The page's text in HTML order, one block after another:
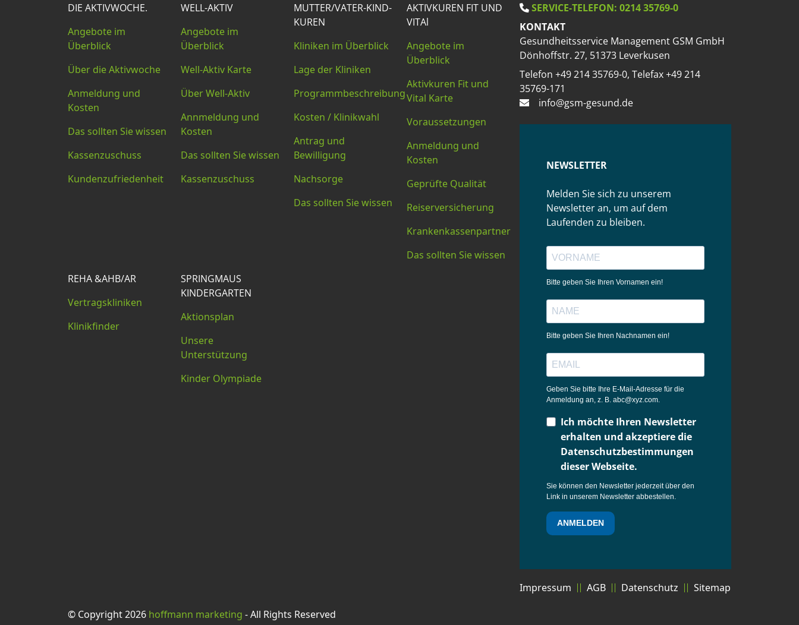
DIE AKTIVWOCHE.
Angebote im
Überblick
Über die Aktivwoche
Anmeldung und
Kosten
Das sollten Sie wissen
Kassenzuschuss
Kundenzufriedenheit
WELL-AKTIV
Angebote im
Überblick
Well-Aktiv Karte
Über Well-Aktiv
Annmeldung und
Kosten
Das sollten Sie wissen
Kassenzuschuss
MUTTER/VATER-KIND-
KUREN
Kliniken im Überblick
Lage der Kliniken
Programmbeschreibung
Kosten / Klinikwahl
Antrag und
Bewilligung
Nachsorge
Das sollten Sie wissen
AKTIVKUREN FIT UND
VITAl
Angebote im
Überblick
Aktivkuren Fit und
Vital Karte
Voraussetzungen
Anmeldung und
Kosten
Geprüfte Qualität
Reiserversicherung
Krankenkassenpartner
Das sollten Sie wissen
REHA &AHB/AR
Vertragskliniken
Klinikfinder
SPRINGMAUS
KINDERGARTEN
Aktionsplan
Unsere
Unterstützung
Kinder Olympiade
SERVICE-TELEFON: 0214 35769-0
KONTAKT
Gesundheitsservice Management GSM GmbH
Dönhoffstr. 27, 51373 Leverkusen
Telefon +49 214 35769-0, Telefax +49 214
35769-171
info@gsm-gesund.de
NEWSLETTER
Melden Sie sich zu unserem
Newsletter an, um auf dem
Laufenden zu bleiben.
Bitte geben Sie Ihren Vornamen ein!
Bitte geben Sie Ihren Nachnamen ein!
Geben Sie bitte Ihre E-Mail-Adresse für die
Anmeldung an, z. B. abc@xyz.com.
Ich möchte Ihren Newsletter
erhalten und akzeptiere die
Datenschutzbestimmungen
dieser Webseite.
Sie können den Newsletter jederzeit über den
Link in unserem Newsletter abbestellen.
ANMELDEN
Impressum AGB Datenschutz Sitemap
© Copyright 2026 hoffmann marketing - All Rights Reserved